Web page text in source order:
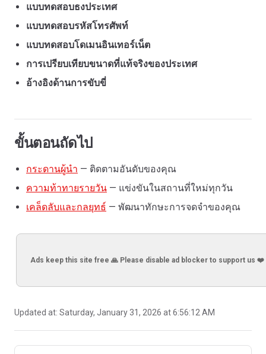
แบบทดสอบธงประเทศ
แบบทดสอบรหัสโทรศัพท์
แบบทดสอบโดเมนอินเทอร์เน็ต
การเปรียบเทียบขนาดที่แท้จริงของประเทศ
อ้างอิงด้านการขับขี่
ขั้นตอนถัดไป
กระดานผู้นำ — ติดตามอันดับของคุณ
ความท้าทายรายวัน — แข่งขันในสถานที่ใหม่ทุกวัน
เคล็ดลับและกลยุทธ์ — พัฒนาทักษะการจดจำของคุณ
Ads keep this site free 🙏 Please disable ad blocker to support us ❤️
Updated at: Saturday, January 31, 2026 at 6:56:12 AM
Pager